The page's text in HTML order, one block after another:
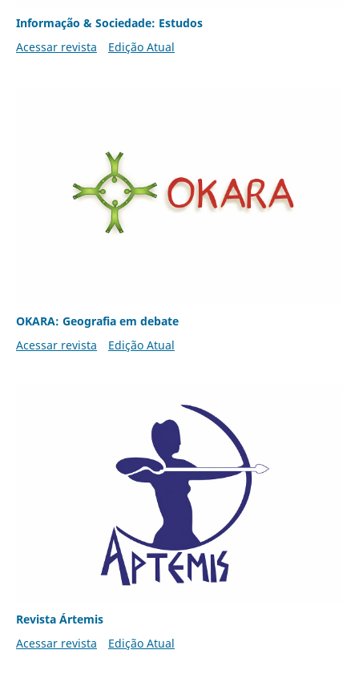
Informação & Sociedade: Estudos
Acessar revista
Edição Atual
OKARA: Geografia em debate
Acessar revista
Edição Atual
Revista Ártemis
Acessar revista
Edição Atual